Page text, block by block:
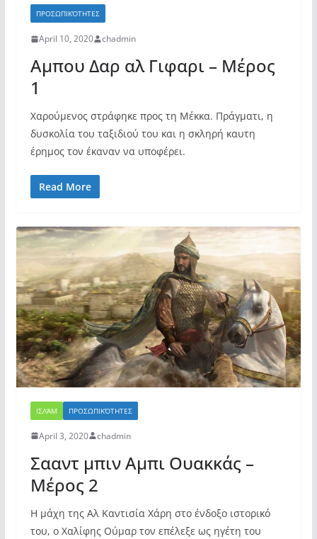
ΠΡΟΣΩΠΙΚΌΤΗΤΕΣ
April 10, 2020 chadmin
Αμπου Δαρ αλ Γιφαρι – Μέρος
1
Χαρούμενος στράφηκε προς τη Μέκκα. Πράγματι, η
δυσκολία του ταξιδιού του και η σκληρή καυτη
έρημος τον έκαναν να υποφέρει.
Read More
ΙΣΛΆΜ ΠΡΟΣΩΠΙΚΌΤΗΤΕΣ
April 3, 2020 chadmin
Σααντ μπιν Αμπι Ουακκάς –
Μέρος 2
Η μάχη της Αλ Καντισία Χάρη στο ένδοξο ιστορικό
του, ο Χαλίφης Ούμαρ τον επέλεξε ως ηγέτη του